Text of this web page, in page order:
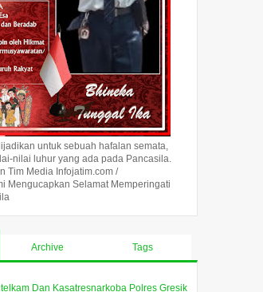
untuk sebuah hafalan semata,
nilai luhur yang ada pada Pancasila.
Tim Media Infojatim.com /
Mengucapkan Selamat Memperingati
Archive Tags
Dan Kasatresnarkoba Polres Gresik